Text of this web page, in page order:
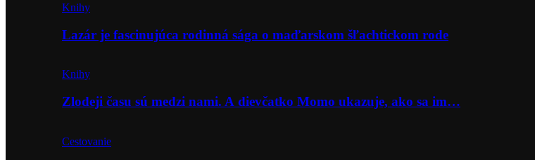
Knihy
Lazár je fascinujúca rodinná sága o maďarskom šľachtickom rode
Knihy
Zlodeji času sú medzi nami. A dievčatko Momo ukazuje, ako sa im…
Cestovanie